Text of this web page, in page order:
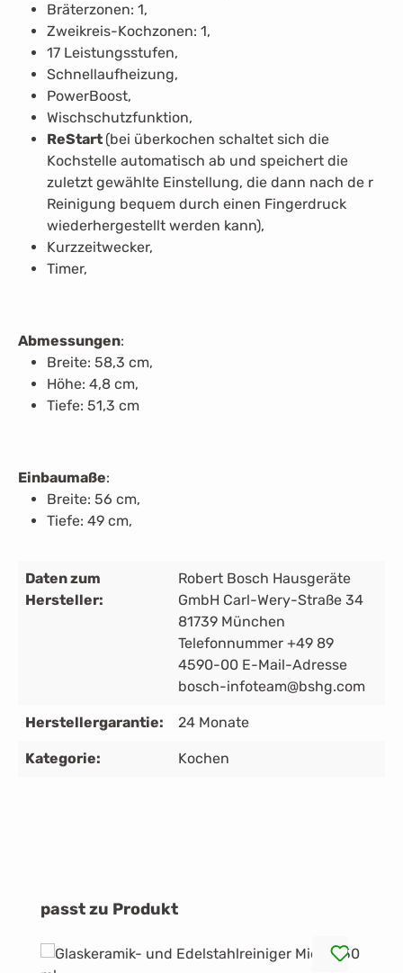
Bräterzonen: 1,
Zweikreis-Kochzonen: 1,
17 Leistungsstufen,
Schnellaufheizung,
PowerBoost,
Wischschutzfunktion,
ReStart (bei überkochen schaltet sich die
Kochstelle automatisch ab und speichert die
zuletzt gewählte Einstellung, die dann nach de r
Reinigung bequem durch einen Fingerdruck
wiederhergestellt werden kann),
Kurzzeitwecker,
Timer,
Abmessungen:
Breite: 58,3 cm,
Höhe: 4,8 cm,
Tiefe: 51,3 cm
Einbaumaße:
Breite: 56 cm,
Tiefe: 49 cm,
Daten zum
Hersteller:
Robert Bosch Hausgeräte
GmbH Carl-Wery-Straße 34
81739 München
Telefonnummer +49 89
4590-00 E-Mail-Adresse
bosch-infoteam@bshg.com
Herstellergarantie: 24 Monate
Kategorie: Kochen
Produktgalerie überspringen
passt zu Produkt